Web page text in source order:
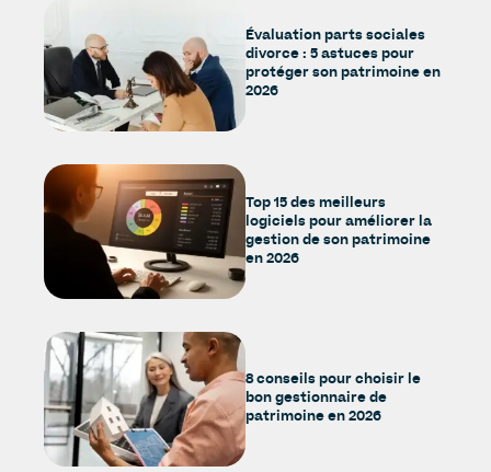
Évaluation parts sociales
divorce : 5 astuces pour
protéger son patrimoine en
2026
Top 15 des meilleurs
logiciels pour améliorer la
gestion de son patrimoine
en 2026
8 conseils pour choisir le
bon gestionnaire de
patrimoine en 2026